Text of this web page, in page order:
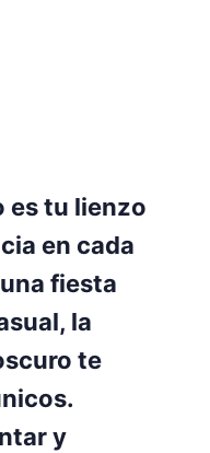
es tu lienzo
en cada
fiesta
la
te
y